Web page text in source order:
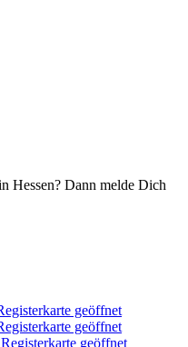
Hessen? Dann melde Dich
geöffnet
geöffnet
geöffnet